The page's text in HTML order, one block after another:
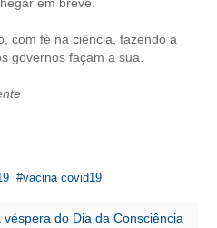
em breve.
com fé na ciência, fazendo a
governos façam a sua.
vacina covid19
véspera do Dia da Consciência